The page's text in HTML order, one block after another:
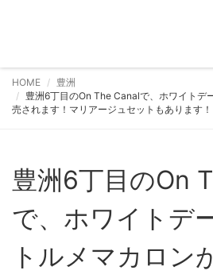
HOME
豊洲
豊洲6丁目のOn The Canalで、ホワイトデ
売されます！マリアージュセットもあります！
豊洲6丁目のOn
で、ホワイトデ
トルメマカロン